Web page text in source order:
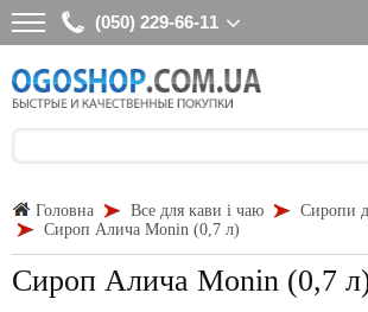
(050) 229-66-11
Головна Все для кави і чаю
Сиропи
Сироп Алича Monin (0,7 л)
Сироп Алича Monin (0,7